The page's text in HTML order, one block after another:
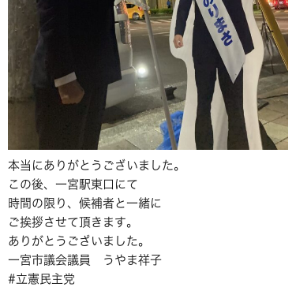
本当にありがとうございました。
この後、一宮駅東口にて
時間の限り、候補者と一緒に
ご挨拶させて頂きます。
ありがとうございました。
一宮市議会議員 うやま祥子
#立憲民主党